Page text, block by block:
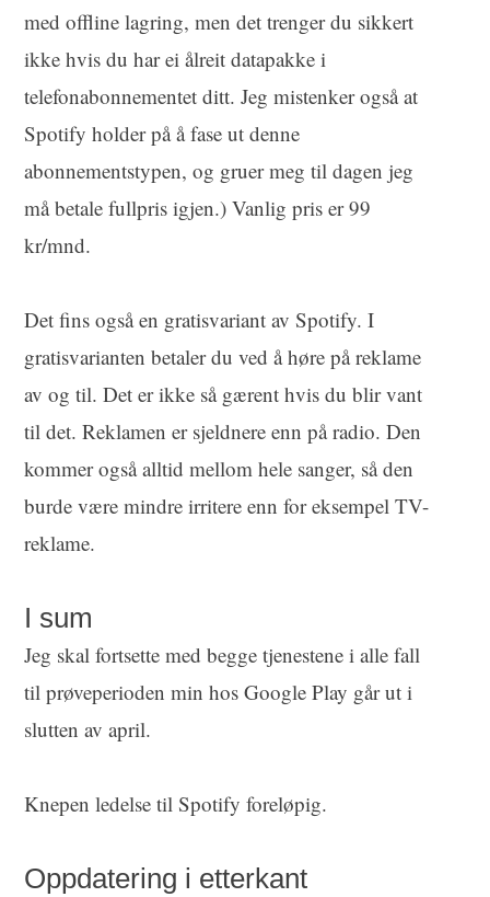
med offline lagring, men det trenger du sikkert
ikke hvis du har ei ålreit datapakke i
telefonabonnementet ditt. Jeg mistenker også at
Spotify holder på å fase ut denne
abonnementstypen, og gruer meg til dagen jeg
må betale fullpris igjen.) Vanlig pris er 99
kr/mnd.
Det fins også en gratisvariant av Spotify. I
gratisvarianten betaler du ved å høre på reklame
av og til. Det er ikke så gærent hvis du blir vant
til det. Reklamen er sjeldnere enn på radio. Den
kommer også alltid mellom hele sanger, så den
burde være mindre irritere enn for eksempel TV-
reklame.
I sum
Jeg skal fortsette med begge tjenestene i alle fall
til prøveperioden min hos Google Play går ut i
slutten av april.
Knepen ledelse til Spotify foreløpig.
Oppdatering i etterkant